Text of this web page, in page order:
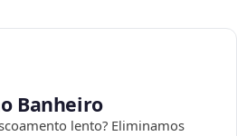
Banheiro
lento? Eliminamos